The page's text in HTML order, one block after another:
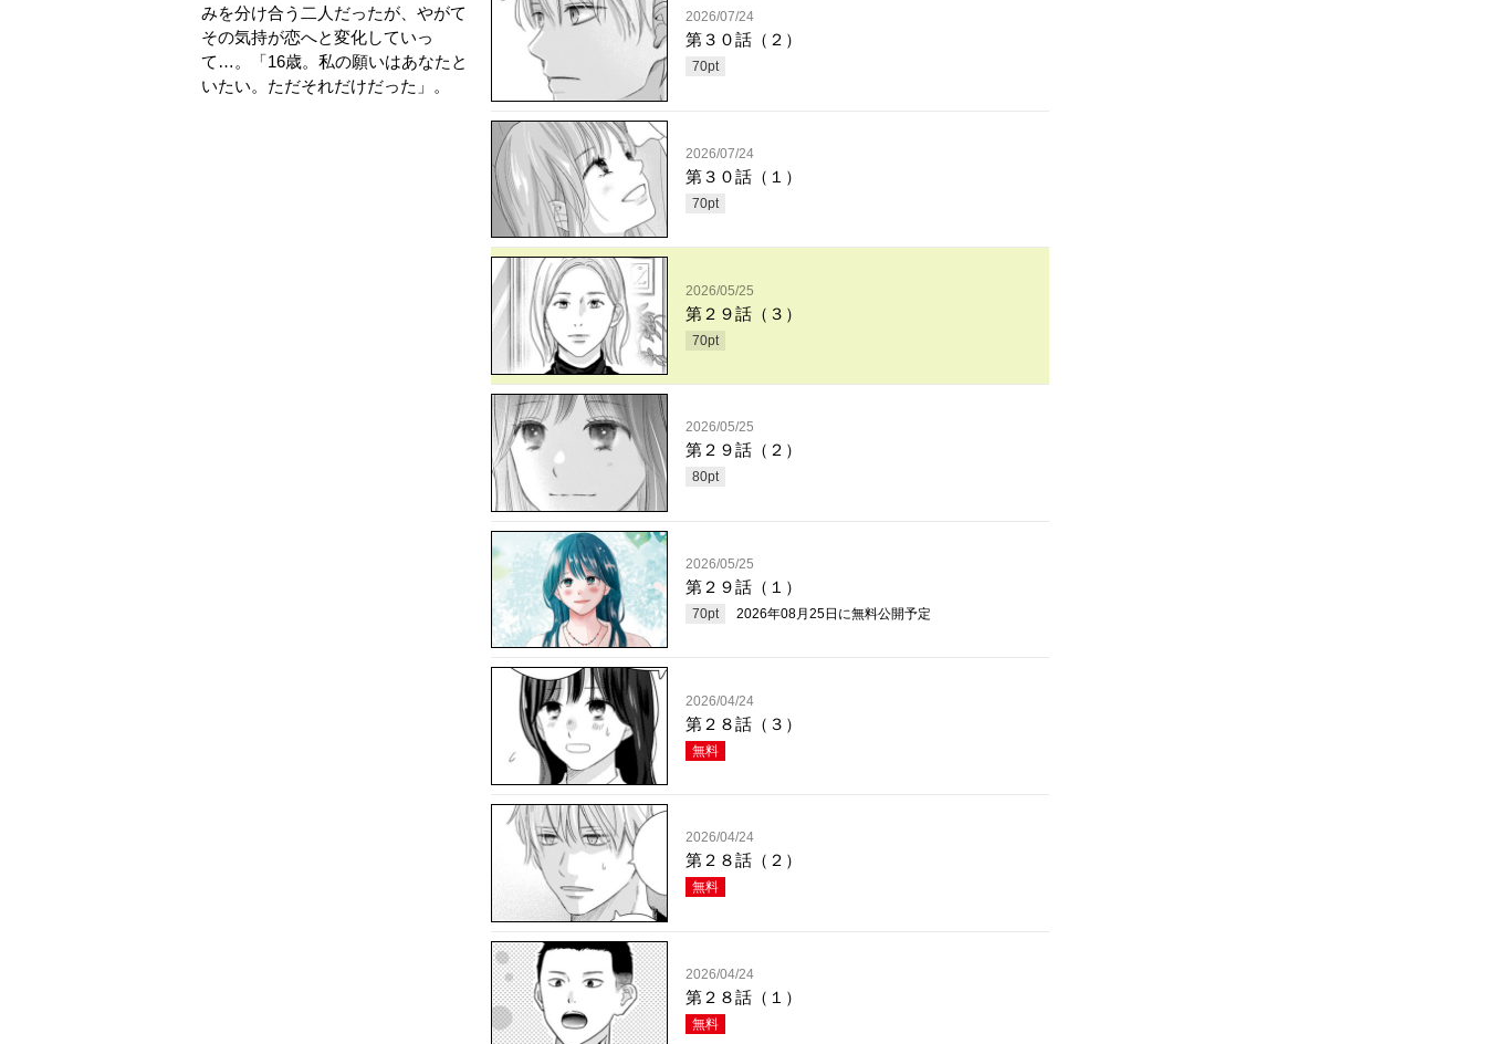
みを分け合う二人だったが、やがて
その気持が恋へと変化していっ
て…。「16歳。私の願いはあなたと
いたい。ただそれだけだった」。
2026/07/24
第３０話（２）
70pt
2026/07/24
第３０話（１）
70pt
2026/05/25
第２９話（３）
70pt
2026/05/25
第２９話（２）
80pt
2026/05/25
第２９話（１）
70pt 2026年08月25日 に無料公開予定
2026/04/24
第２８話（３）
無料
2026/04/24
第２８話（２）
無料
2026/04/24
第２８話（１）
無料